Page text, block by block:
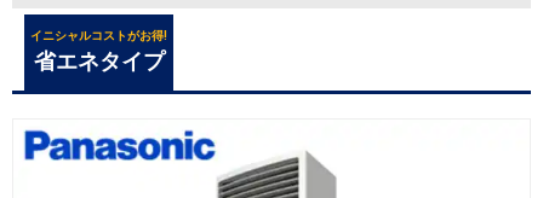
イニシャルコストがお得!
省エネタイプ